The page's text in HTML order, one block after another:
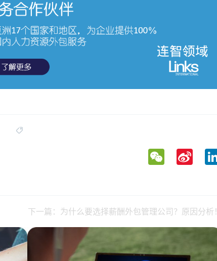
WeChat
Sina
Weibo
下一篇：为什么要选择薪酬外包管理公司？原因分析！